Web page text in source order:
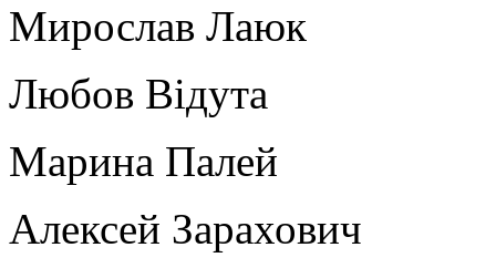
Мирослав Лаюк
Любов Відута
Марина Палей
Алексей Зарахович